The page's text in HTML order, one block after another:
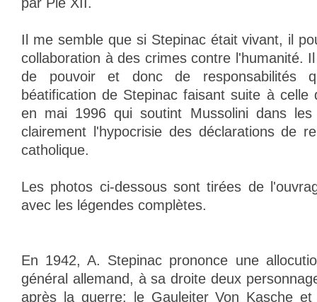
Il me semble que si Stepinac était vivant, il
collaboration à des crimes contre l'humanité.
de pouvoir et donc de responsabilités
béatification de Stepinac faisant suite à celle
en mai 1996 qui soutint Mussolini dans
clairement l'hypocrisie des déclarations de
catholique.
Les photos ci-dessous sont tirées de
avec les légendes complètes.
En 1942, A. Stepinac prononce une
général allemand, à sa droite deux
après la guerre: le Gauleiter Von Kasche